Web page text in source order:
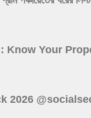
: Know Your
2026